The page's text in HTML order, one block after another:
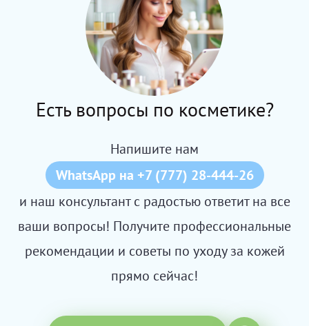
Есть вопросы по косметике?
Напишите нам
WhatsApp на +7 (777) 28-444-26
и наш консультант с радостью ответит на все
ваши вопросы! Получите профессиональные
рекомендации и советы по уходу за кожей
прямо сейчас!